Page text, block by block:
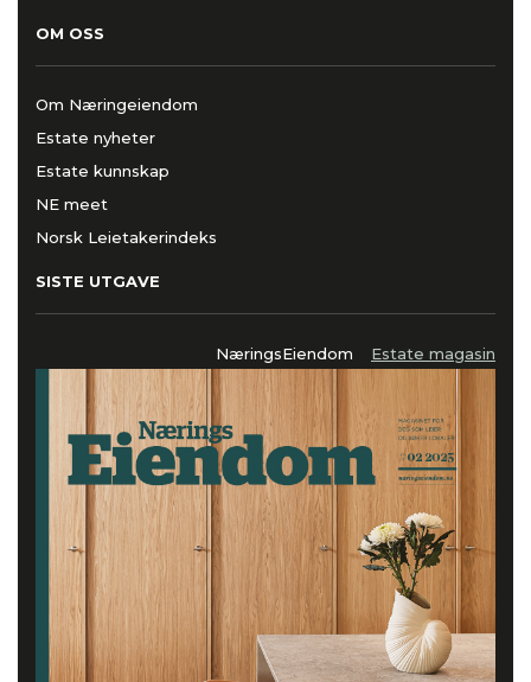
OM OSS
Om Næringeiendom
Estate nyheter
Estate kunnskap
NE meet
Norsk Leietakerindeks
SISTE UTGAVE
NæringsEiendom Estate magasin